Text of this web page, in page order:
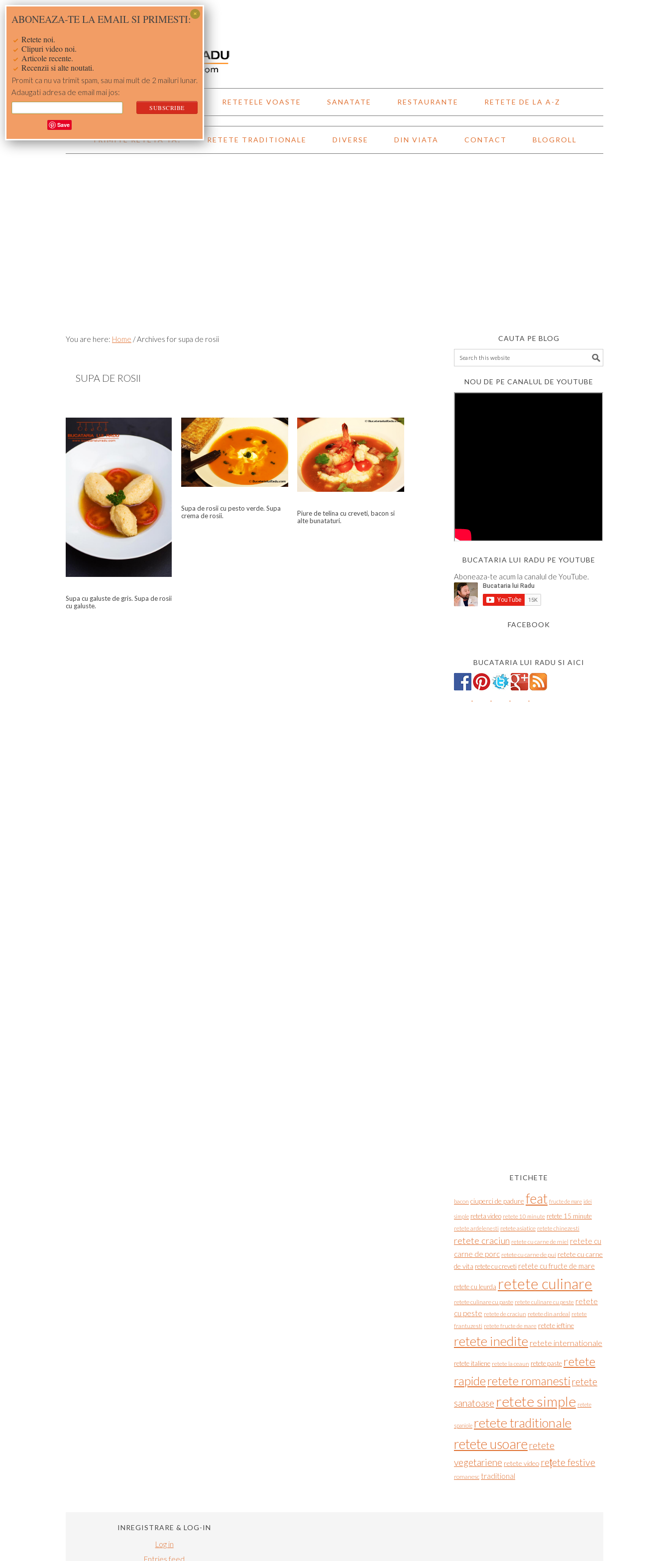
Skip
to
Skip
to
Skip
to
Skip
to
ACASA RETETE RETETELE VOASTE SANATATE RESTAURANTE RETETE DE LA A-Z
TRIMITE RETETA TA! RETETE TRADITIONALE DIVERSE DIN VIATA CONTACT BLOGROLL
You are here: Home /Archives for supa de rosii
SUPA DE ROSII
Supa cu galuste de gris. Supa de rosii
cu galuste.
Supa de rosii cu pesto verde. Supa
crema de rosii.
Piure de telina cu creveti, bacon si
alte bunataturi.
CAUTA PE BLOG
NOU DE PE CANALUL DE YOUTUBE
BUCATARIA LUI RADU PE YOUTUBE
Aboneaza-te acum la canalul de YouTube.
FACEBOOK
BUCATARIA LUI RADU SI AICI
ETICHETE
bacon ciuperci de padure feat fructe de mare idei
simple reteta video retete 10 minute retete 15 minute
retete ardelenesti retete asiatice retete chinezesti
retete craciun retete cu carne de miel retete cu
carne de porc retete cu carne de pui retete cu carne
de vita retete cu creveti retete cu fructe de mare
retete cu leurda retete culinare
retete culinare cu paste retete culinare cu peste retete
cu peste retete de craciun retete din ardeal retete
frantuzesti retete fructe de mare retete ieftine
retete inedite retete internationale
retete italiene retete la ceaun retete paste retete
rapideretete romanesti retete
sanatoase retete simple retete
spaniole retete traditionale
retete usoare retete
vegetariene retete video rețete festive
romanesc traditional
INREGISTRARE & LOG-IN
Log in
Entries feed
ABONEAZA-TE LA EMAIL SI PRIMESTI:
Retete noi.
Clipuri video noi.
Articole recente.
Recenzii si alte noutati.
Promit ca nu va trimit spam, sau mai mult de 2 mailuri lunar.
Adaugati adresa de email mai jos:
Save